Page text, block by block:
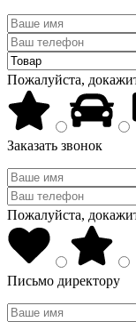
Пожалуйста,
Заказать звонок
Пожалуйста,
Письмо директору